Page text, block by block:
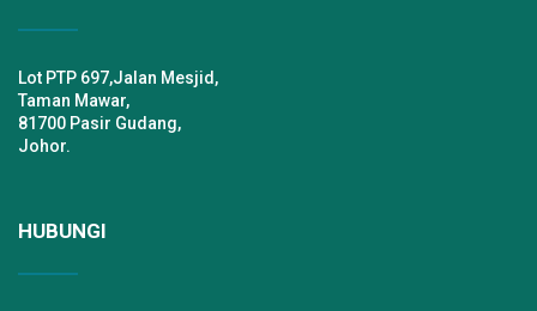
Lot PTP 697,Jalan Mesjid,
Taman Mawar,
81700 Pasir Gudang,
Johor.
HUBUNGI